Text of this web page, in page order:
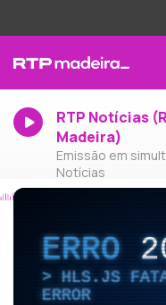
RTP Notícias
Madeira)
Emissão em
Notícias
ERRO
HLS.JS
ERROR